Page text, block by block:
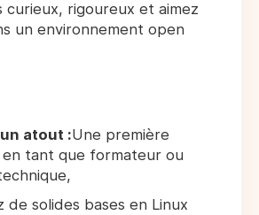
curieux, rigoureux et aimez
un environnement open
atout :Une première
tant que formateur ou
de solides bases en Linux